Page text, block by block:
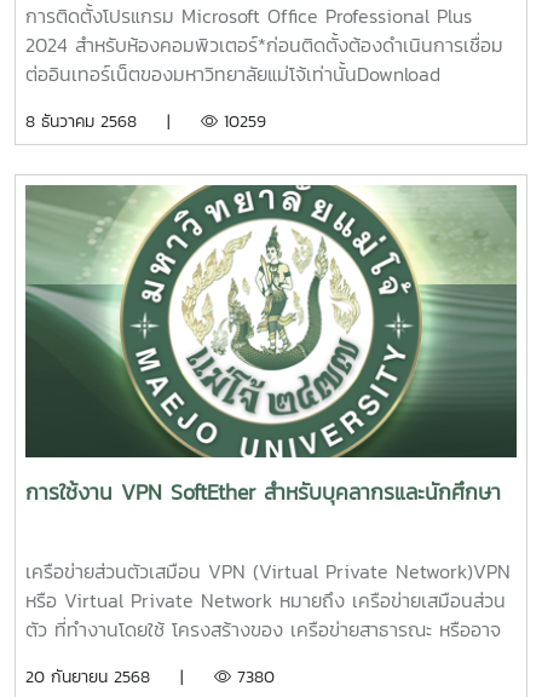
การติดตั้งโปรแกรม Microsoft Office Professional Plus
2024 สำหรับห้องคอมพิวเตอร์*ก่อนติดตั้งต้องดำเนินการเชื่อม
ต่ออินเทอร์เน็ตของมหาวิทยาลัยแม่โจ้เท่านั้นDownload
โดยคลิ๊กขวา เลือก Run as administrator2. Step 1 ทำการ
ต่อเครือข่ายภายในมหาวิทยาลัย)3. Step 2 ทำการติดตั้ง
Office20244. Step 3 ทำการ Activate Key5. การติดตั้ง
โปรแกรมเสร็จสมบูรณ์ ทำการปิดโปรแกรม Word แล้วเข้าใช้งาน
ใหมุ่6. การติดตั้งเสร็จสิ้น
8 ธันวาคม 2568 | 10259
การใช้งาน VPN SoftEther สำหรับบุคลากรและนักศึกษา
เครือข่ายส่วนตัวเสมือน VPN (Virtual Private Network)VPN
หรือ Virtual Private Network หมายถึง เครือข่ายเสมือนส่วน
ตัว ที่ทำงานโดยใช้ โครงสร้างของ เครือข่ายสาธารณะ หรืออาจ
เฉพาะ ขององค์กรได้ ด้วยการ เข้ารหัสแพ็กเก็ตก่อนส่ง เพื่อให้
20 กันยายน 2568 | 7380